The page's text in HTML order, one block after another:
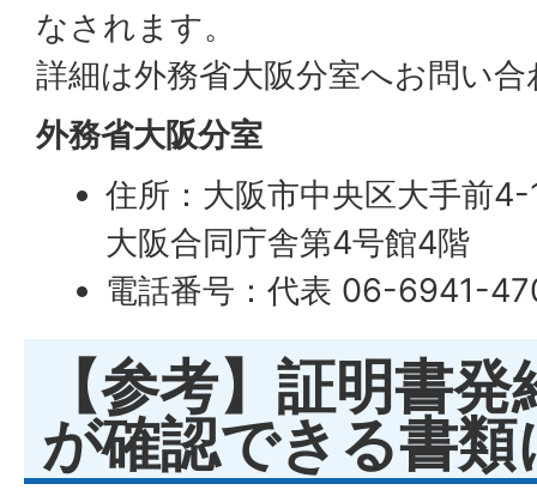
なされます。
詳細は外務省大阪分室へお問い
外務省大阪分室
住所：大阪市中央区大手前
大阪合同庁舎第4号館4階
電話番号：代表 06-6941-
【参考】証明書
が確認できる書類